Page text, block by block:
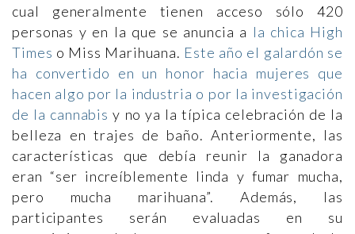
cual generalmente tienen acceso sólo 420
personas y en la que se anuncia a la chica High
Times o Miss Marihuana. Este año el galardón se
ha convertido en un honor hacia mujeres que
hacen algo por la industria o por la investigación
de la cannabis y no ya la típica celebración de la
belleza en trajes de baño. Anteriormente, las
características que debía reunir la ganadora
eran “ser increíblemente linda y fumar mucha,
pero mucha marihuana”. Además, las
participantes serán evaluadas en su